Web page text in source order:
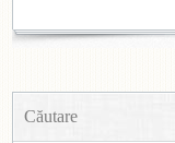
Căutare